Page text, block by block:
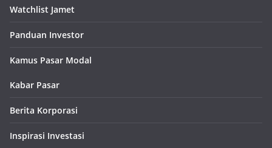
Watchlist Jamet
Panduan Investor
Kamus Pasar Modal
Kabar Pasar
Berita Korporasi
Inspirasi Investasi